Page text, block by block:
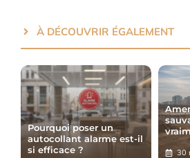
À DÉCOUVRIR ÉGALEMENT
Pourquoi poser un
autocollant alarme est-il
si efficace ?
30